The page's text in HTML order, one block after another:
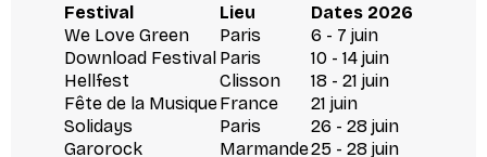
Festival
Lieu
Dates 2026
We Love Green
Paris
6 - 7 juin
Download Festival Paris
10 - 14 juin
Hellfest
Clisson
18 - 21 juin
Fête de la MusiqueFrance
21 juin
Solidays
Paris
26 - 28 juin
Garorock
Marmande25 - 28 juin